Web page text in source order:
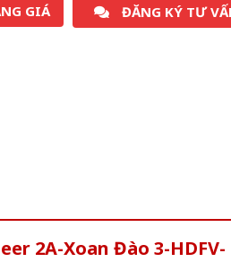
GIÁ ĐĂNG KÝ TƯ
2A-Xoan Đào 3-HDFV-